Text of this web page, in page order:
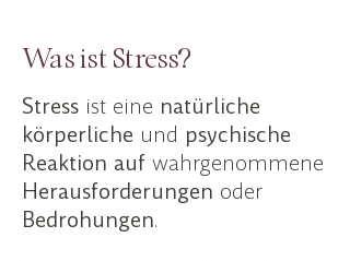
Was ist Stress?
Stress ist eine natürliche
körperliche und psychische
Reaktion auf wahrgenommene
Herausforderungen oder
Bedrohungen.